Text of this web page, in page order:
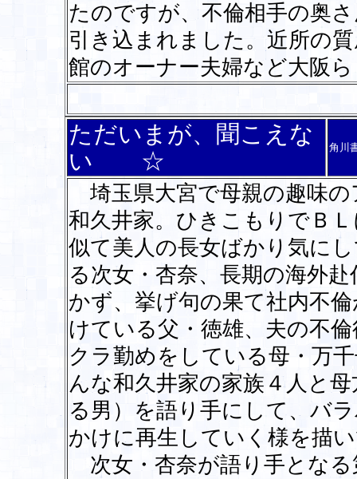
たのですが、不倫相手の奥
引き込まれました。近所の
館のオーナー夫婦など大阪
ただいまが、聞こえな
い ☆
角川
埼玉県大宮で母親の趣味
和久井家。ひきこもりでＢ
似て美人の長女ばかり気に
る次女・杏奈、長期の海外
かず、挙げ句の果て社内不
けている父・徳雄、夫の不
クラ勤めをしている母・万
んな和久井家の家族４人と
る男）を語り手にして、バ
かけに再生していく様を描
次女・杏奈が語り手とな